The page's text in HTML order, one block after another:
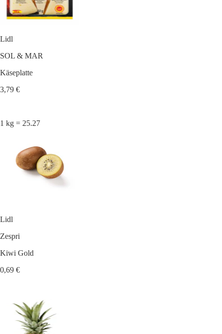
Lidl
SOL & MAR
Käseplatte
3,79 €
1 kg = 25.27
Lidl
Zespri
Kiwi Gold
0,69 €